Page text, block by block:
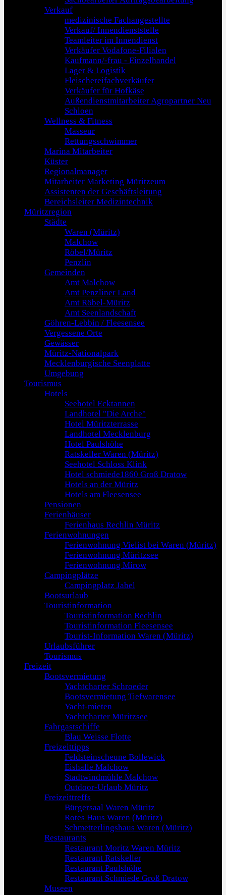
Verkauf
medizinische Fachangestellte
Verkauf/ Innendienststelle
Teamleiter im Innendienst
Verkäufer Vodafone-Filialen
Kaufmann/-frau - Einzelhandel
Lager & Logistik
Fleischereifachverkäufer
Verkäufer für Hofkäse
Außendienstmitarbeiter Agropartner Neu
Schloen
Wellness & Fitness
Masseur
Rettungsschwimmer
Marina Mitarbeiter
Küster
Regionalmanager
Mitarbeiter Marketing Müritzeum
Assistenten der Geschäftsleitung
Bereichsleiter Medizintechnik
Müritzregion
Städte
Waren (Müritz)
Malchow
Röbel/Müritz
Penzlin
Gemeinden
Amt Malchow
Amt Penzliner Land
Amt Röbel-Müritz
Amt Seenlandschaft
Göhren-Lebbin / Fleesensee
Vergessene Orte
Gewässer
Müritz-Nationalpark
Mecklenburgische Seenplatte
Umgebung
Tourismus
Hotels
Seehotel Ecktannen
Landhotel "Die Arche"
Hotel Müritzterrasse
Landhotel Mecklenburg
Hotel Paulshöhe
Ratskeller Waren (Müritz)
Seehotel Schloss Klink
Hotel schmiede1860 Groß Dratow
Hotels an der Müritz
Hotels am Fleesensee
Pensionen
Ferienhäuser
Ferienhaus Rechlin Müritz
Ferienwohnungen
Ferienwohnung Vielist bei Waren (Müritz)
Ferienwohnung Müritzsee
Ferienwohnung Mirow
Campingplätze
Campingplatz Jabel
Bootsurlaub
Touristinformation
Touristinformation Rechlin
Touristinformation Fleesensee
Tourist-Information Waren (Müritz)
Urlaubsführer
Tourismus
Freizeit
Bootsvermietung
Yachtcharter Schroeder
Bootsvermietung Tiefwarensee
Yacht-mieten
Yachtcharter Müritzsee
Fahrgastschiffe
Blau Weisse Flotte
Freizeittipps
Feldsteinscheune Bollewick
Eishalle Malchow
Stadtwindmühle Malchow
Outdoor-Urlaub Müritz
Freizeittreffs
Bürgersaal Waren Müritz
Rotes Haus Waren (Müritz)
Schmetterlingshaus Waren (Müritz)
Restaurants
Restaurant Moritz Waren Müritz
Restaurant Ratskeller
Restaurant Paulshöhe
Restaurant Schmiede Groß Dratow
Museen